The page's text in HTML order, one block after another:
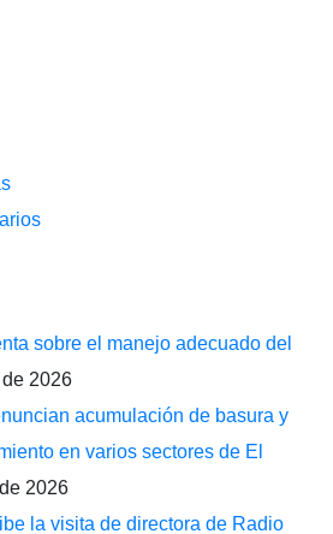
sobre el manejo adecuado del
2026
acumulación de basura y
en varios sectores de El
2026
la visita de directora de Radio